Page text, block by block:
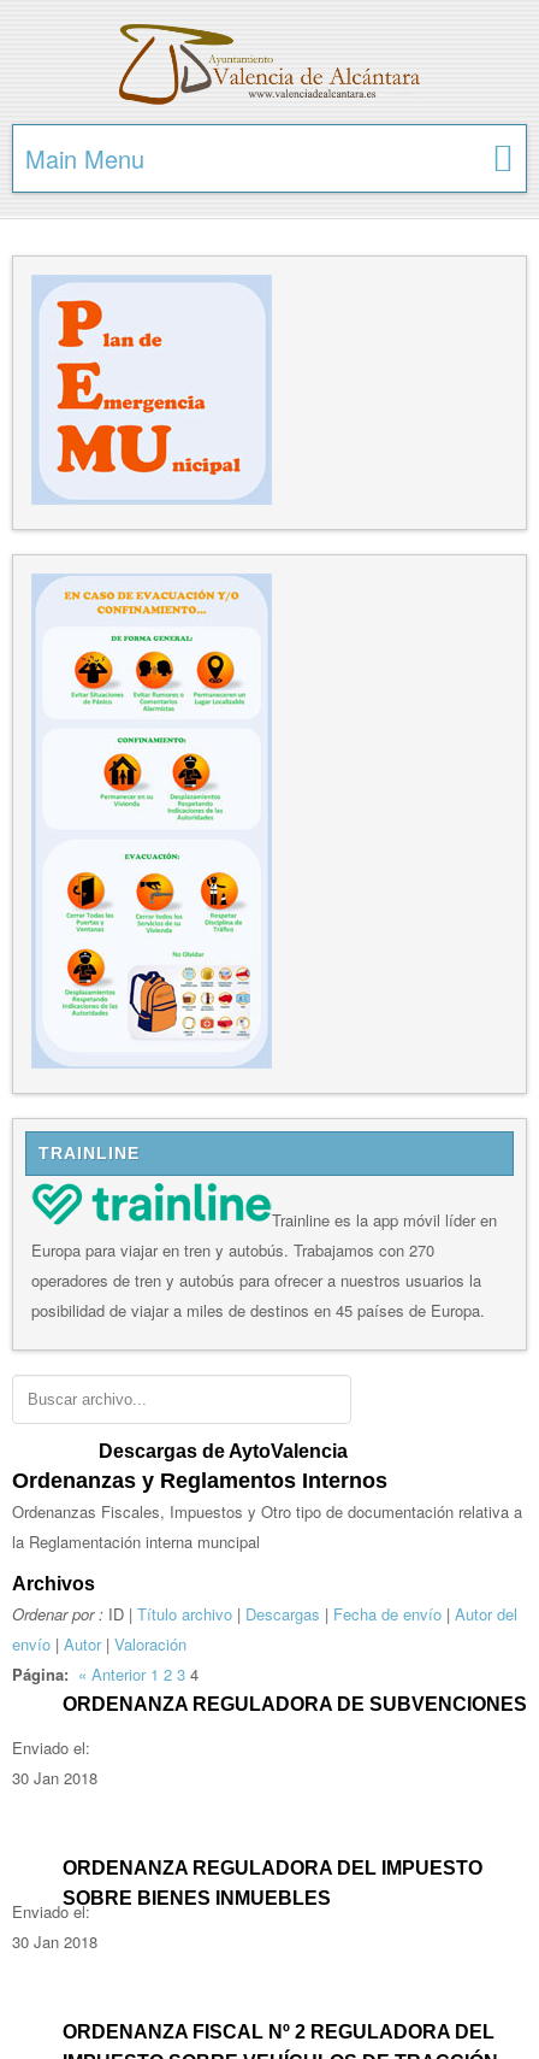
Main Menu
TRAINLINE
Trainline es la app móvil líder en
Europa para viajar en tren y autobús. Trabajamos con 270
operadores de tren y autobús para ofrecer a nuestros usuarios la
posibilidad de viajar a miles de destinos en 45 países de Europa.
Descargas de AytoValencia
Ordenanzas y Reglamentos Internos
Ordenanzas Fiscales, Impuestos y Otro tipo de documentación relativa a
la Reglamentación interna muncipal
Archivos
Ordenar por : ID | Título archivo | Descargas | Fecha de envío | Autor del
envío | Autor| Valoración
Página: « Anterior 1 2 3 4
ORDENANZA REGULADORA DE SUBVENCIONES
Enviado el:
30 Jan 2018
ORDENANZA REGULADORA DEL IMPUESTO
SOBRE BIENES INMUEBLES
Enviado el:
30 Jan 2018
ORDENANZA FISCAL Nº 2 REGULADORA DEL